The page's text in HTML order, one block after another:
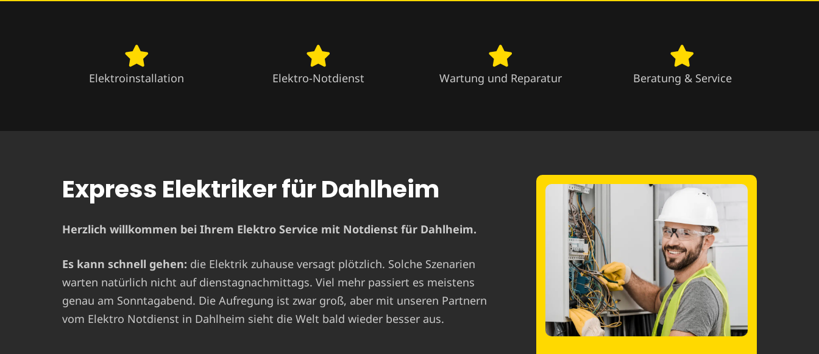
Elektroinstallation Elektro-Notdienst Wartung und Reparatur Beratung & Service
Express Elektriker für Dahlheim
Herzlich willkommen bei Ihrem Elektro Service mit Notdienst für Dahlheim.
Es kann schnell gehen: die Elektrik zuhause versagt plötzlich. Solche Szenarien
warten natürlich nicht auf dienstagnachmittags. Viel mehr passiert es meistens
genau am Sonntagabend. Die Aufregung ist zwar groß, aber mit unseren Partnern
vom Elektro Notdienst in Dahlheim sieht die Welt bald wieder besser aus.